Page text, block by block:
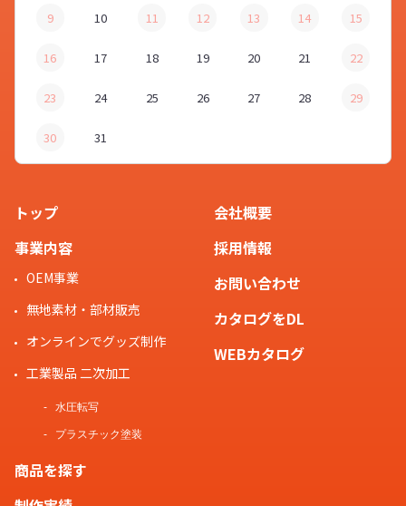
9 10 11 12 13 14 15
16 17 18 19 20 21 22
23 24 25 26 27 28 29
30 31
トップ
事業内容
OEM事業
無地素材・部材販売
オンラインでグッズ制作
工業製品 二次加工
水圧転写
プラスチック塗装
商品を探す
会社概要
採用情報
お問い合わせ
カタログをDL
WEBカタログ